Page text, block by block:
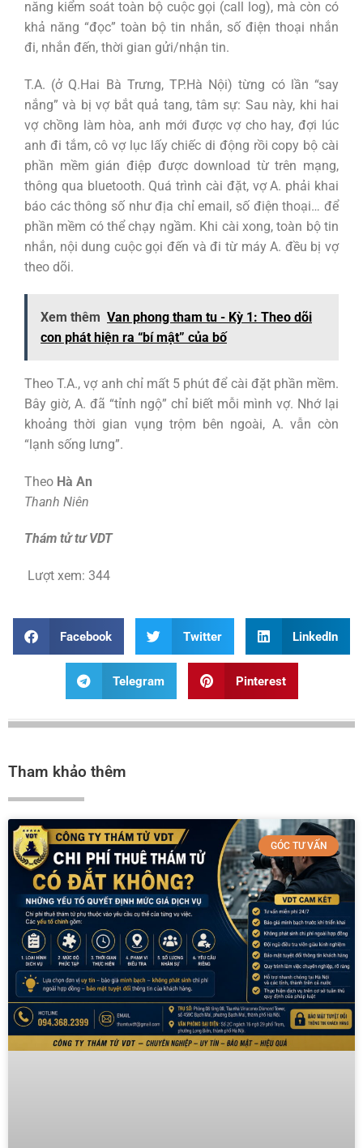
năng kiểm soát toàn bộ cuộc gọi (call log), mà còn có
khả năng “đọc” toàn bộ tin nhắn, số điện thoại nhắn
đi, nhắn đến, thời gian gửi/nhận tin.
T.A. (ở Q.Hai Bà Trưng, TP.Hà Nội) từng có lần “say
nắng” và bị vợ bắt quả tang, tâm sự: Sau này, khi hai
vợ chồng làm hòa, anh mới được vợ cho hay, đợi lúc
anh đi tắm, cô vợ lục lấy chiếc di động rồi copy bộ cài
phần mềm gián điệp được download từ trên mạng,
thông qua bluetooth. Quá trình cài đặt, vợ A. phải khai
báo các thông số như địa chỉ email, số điện thoại… để
phần mềm có thể chạy ngầm. Khi cài xong, toàn bộ tin
nhắn, nội dung cuộc gọi đến và đi từ máy A. đều bị vợ
theo dõi.
Xem thêm Van phong tham tu - Kỳ 1: Theo dõi
con phát hiện ra “bí mật” của bố
Theo T.A., vợ anh chỉ mất 5 phút để cài đặt phần mềm.
Bây giờ, A. đã “tỉnh ngộ” chỉ biết mỗi mình vợ. Nhớ lại
khoảng thời gian vụng trộm bên ngoài, A. vẫn còn
“lạnh sống lưng”.
Theo Hà An
Thanh Niên
Thám tử tư VDT
Lượt xem: 344
Facebook Twitter LinkedIn
Telegram Pinterest
Tham khảo thêm
GÓC TƯ VẤN